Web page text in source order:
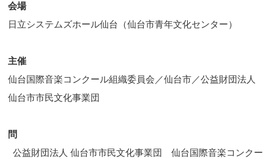
会場
日立システムズホール仙台（仙台市青年文化センター）
主催
仙台国際音楽コンクール組織委員会／仙台市／公益財団法人
仙台市市民文化事業団
問
公益財団法人 仙台市市民文化事業団 仙台国際音楽コンクー